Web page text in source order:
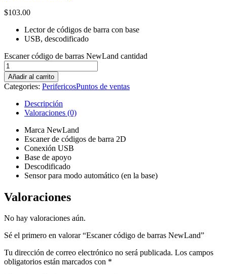
$103.00
Lector de códigos de barra con base
USB, descodificado
Escaner código de barras NewLand cantidad
Añadir al carrito
Categories: PerifericosPuntos de ventas
Descripción
Valoraciones (0)
Marca NewLand
Escaner de códigos de barra 2D
Conexión USB
Base de apoyo
Descodificado
Sensor para modo automático (en la base)
Valoraciones
No hay valoraciones aún.
Sé el primero en valorar “Escaner código de barras NewLand”
Tu dirección de correo electrónico no será publicada. Los campos
obligatorios están marcados con *